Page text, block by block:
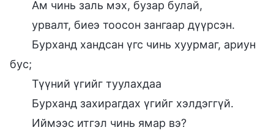
Ам чинь заль мэх, бузар булай,
урвалт, биеэ тоосон зангаар дүүрсэн.
Бурханд хандсан үгс чинь хуурмаг, ариун
бус;
Түүний үгийг туулахдаа
Бурханд захирагдах үгийг хэлдэггүй.
Иймээс итгэл чинь ямар вэ?